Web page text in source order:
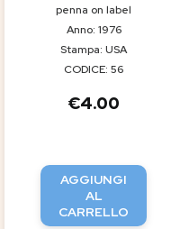
penna on label
Anno: 1976
Stampa: USA
CODICE: 56
€4.00
AGGIUNGI
AL
CARRELLO